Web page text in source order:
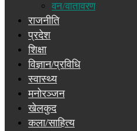
वन/वातावरण
राजनीति
प्रदेश
शिक्षा
विज्ञान/प्रविधि
स्वास्थ्य
मनोरञ्जन
खेलकुद
कला/साहित्य